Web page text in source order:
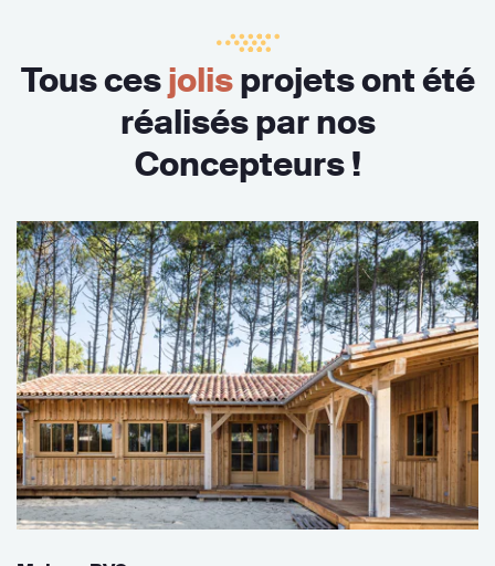
Tous cesjolisprojets ont été
réalisés par nos
Concepteurs !